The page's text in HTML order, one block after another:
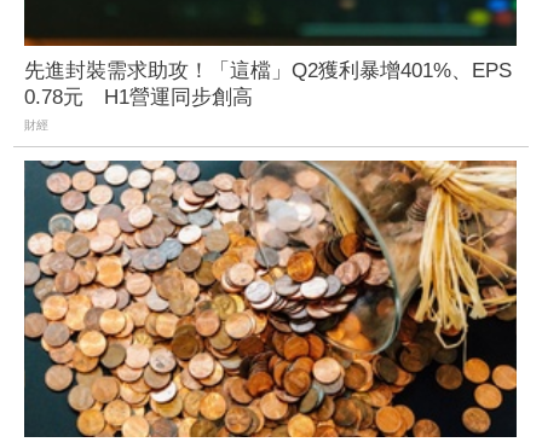
先進封裝需求助攻！「這檔」Q2獲利暴增401%、EPS
0.78元 H1營運同步創高
財經